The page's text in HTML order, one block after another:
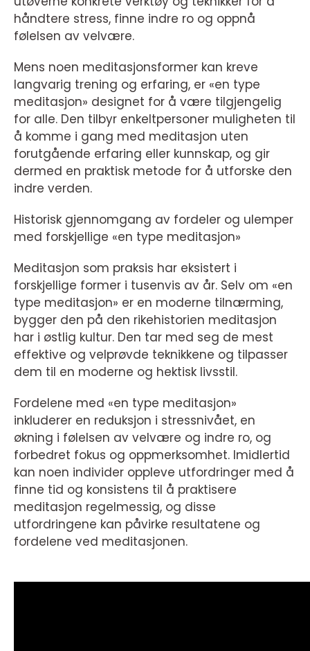
håndtere stress, finne indre ro og oppnå
følelsen av velvære.
Mens noen meditasjonsformer kan kreve
langvarig trening og erfaring, er «en type
meditasjon» designet for å være tilgjengelig
for alle. Den tilbyr enkeltpersoner muligheten til
å komme i gang med meditasjon uten
forutgående erfaring eller kunnskap, og gir
dermed en praktisk metode for å utforske den
indre verden.
Historisk gjennomgang av fordeler og ulemper
med forskjellige «en type meditasjon»
Meditasjon som praksis har eksistert i
forskjellige former i tusenvis av år. Selv om «en
type meditasjon» er en moderne tilnærming,
bygger den på den rikehistorien meditasjon
har i østlig kultur. Den tar med seg de mest
effektive og velprøvde teknikkene og tilpasser
dem til en moderne og hektisk livsstil.
Fordelene med «en type meditasjon»
inkluderer en reduksjon i stressnivået, en
økning i følelsen av velvære og indre ro, og
forbedret fokus og oppmerksomhet. Imidlertid
kan noen individer oppleve utfordringer med å
finne tid og konsistens til å praktisere
meditasjon regelmessig, og disse
utfordringene kan påvirke resultatene og
fordelene ved meditasjonen.